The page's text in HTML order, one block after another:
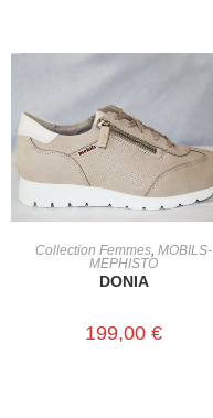
CHOIX DES OPTIONS
Collection Femmes MOBILS-
MEPHISTO
DONIA
199,00 €